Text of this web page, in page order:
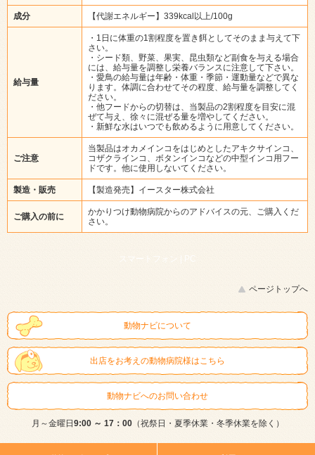
成分 【代謝エネルギー】339kcal以上/100g
給与量
・1日に体重の1割程度を置き餌としてそのまま与えて下
さい。
・シード類、野菜、果実、昆虫類など副食を与える場合
には、給与量を調整し栄養バランスに注意して下さい。
・愛鳥の給与量は年齢・体重・季節・運動量などで異な
ります。体調に合わせてその程度、給与量を調整してく
ださい。
・他フードからの切替は、当製品の2割程度を目安に混
ぜて与え、徐々に混ぜる量を増やしてください。
・新鮮な水はいつでも飲めるように用意してください。
ご注意
当製品はオカメインコをはじめとしたアキクサインコ、
コザクラインコ、ボタンインコなどの中型インコ用フー
ドです。他に使用しないてください。
製造・販売 【製造発売】イースター株式会社
ご購入の前に
かかりつけ動物病院からのアドバイスの元、ご購入くだ
さい。
スマートフォン | PC
ページトップへ
動物ナビについて
出店をお考えの動物病院様はこちら
動物ナビへのお問い合わせ
月～金曜日9:00 ～ 17：00（祝祭日・夏季休業・冬季休業を除く）